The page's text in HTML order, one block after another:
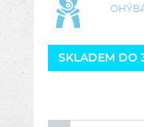
SKLADEM DO